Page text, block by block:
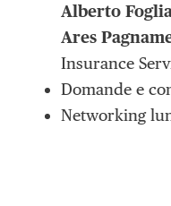
Alberto
Ares
Insurance
Domande e
Networking